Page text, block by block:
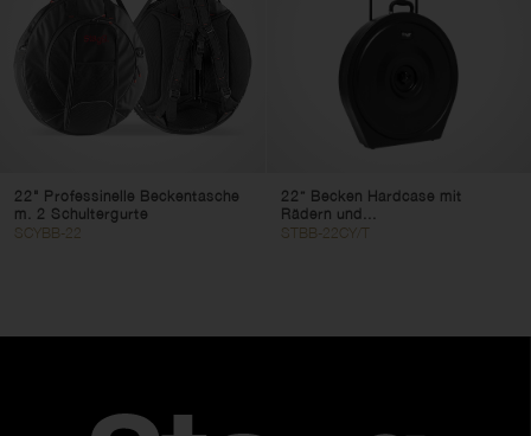
Percussion Taschen und Cases
Becken-Taschen und Becken-Cases
Hardware Taschen und Cases
Stick Taschen und Cases
22" Professinelle Beckentasche
m. 2 Schultergurte
SCYBB-22
22” Becken Hardcase mit
Rädern und...
STBB-22CY/T